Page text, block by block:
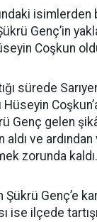
isimlerden
Genç’in
Coşkun
sürede
Coşkun’a
Genç gelen
aldı ve
zorunda kaldı.
Şükrü Genç’e
ise ilçede